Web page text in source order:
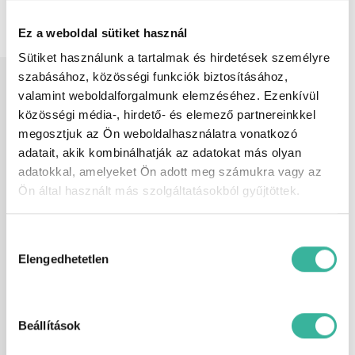
Ez a weboldal sütiket használ
Sütiket használunk a tartalmak és hirdetések személyre
szabásához, közösségi funkciók biztosításához,
valamint weboldalforgalmunk elemzéséhez. Ezenkívül
közösségi média-, hirdető- és elemező partnereinkkel
megosztjuk az Ön weboldalhasználatra vonatkozó
adatait, akik kombinálhatják az adatokat más olyan
adatokkal, amelyeket Ön adott meg számukra vagy az
Ön által használt más szolgáltatásokból gyűjtöttek.
kiválasztása
Elengedhetetlen
Beállítások
év: 2023!
Felszereltség
6 hangszóró, ABS (blokkolásgátló),
állítható hátsó ülések, állítható
kormány, Android Auto, Apple CarPlay,
ASR (kipörgésgátló), automata
fényszórókapcsolás, AUX csatlakozó,
bluetooth-os kihangosító, bőrkormány,
centrálzár, deréktámasz, digitális
kétzónás klíma, digitális
műszeregység, dönthető utasülések,
EDS (elektronikus differenciálzár),
hátul, elektromos tükör, elektromosan
behajtható külső tükrök, elektronikus
rögzítőfék, érintőkijelző, esőszenzor, ESP
függönylégzsák, fűthető első ülés,